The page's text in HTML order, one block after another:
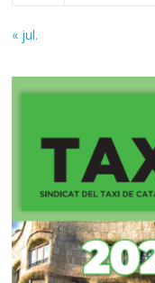
« jul.